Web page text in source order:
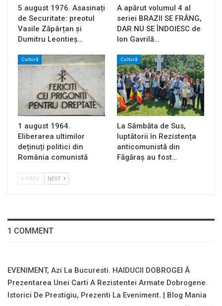
5 august 1976. Asasinați
de Securitate: preotul
Vasile Zăpârțan și
Dumitru Leontieș…
A apărut volumul 4 al
seriei BRAZII SE FRÂNG,
DAR NU SE ÎNDOIESC de
Ion Gavrilă…
Cultură
1 august 1964.
Eliberarea ultimilor
deținuți politici din
România comunistă
Cultură
La Sâmbăta de Sus,
luptătorii în Rezistența
anticomunistă din
Făgăraș au fost…
PREV NEXT
1 COMMENT
EVENIMENT, Azi La Bucuresti. HAIDUCII DOBROGEI Â
Prezentarea Unei Carti A Rezistentei Armate Dobrogene.
Istorici De Prestigiu, Prezenti La Eveniment. | Blog Mania